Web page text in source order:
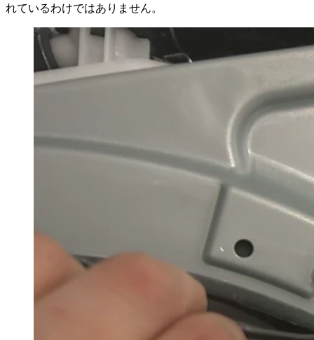
れているわけではありません。